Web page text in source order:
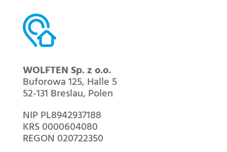
WOLFTEN Sp. z o.o.
Buforowa 125, Halle 5
52-131 Breslau, Polen
NIP PL8942937188
KRS 0000604080
REGON 020722350